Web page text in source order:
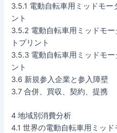
3.5.1 電動自転車用ミッドモー
ント
3.5.2 電動自転車用ミッドモ
トプリント
3.5.3 電動自転車用ミッドモ
ント
3.6 新規参入企業と参入障壁
3.7 合併、買収、契約、提携
4 地域別消費分析
4.1 世界の電動自転車用ミッ